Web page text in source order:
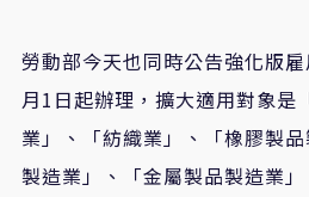
勞動部今天也同時公告強化版
月1 日起辦理，擴大適用對象是
業」、「紡織業」、「橡膠製
製造業」、「金屬製品製造業